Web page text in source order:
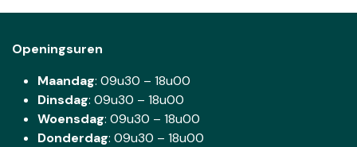
Openingsuren
Maandag: 09u30 – 18u00
Dinsdag: 09u30 – 18u00
Woensdag: 09u30 – 18u00
Donderdag: 09u30 – 18u00